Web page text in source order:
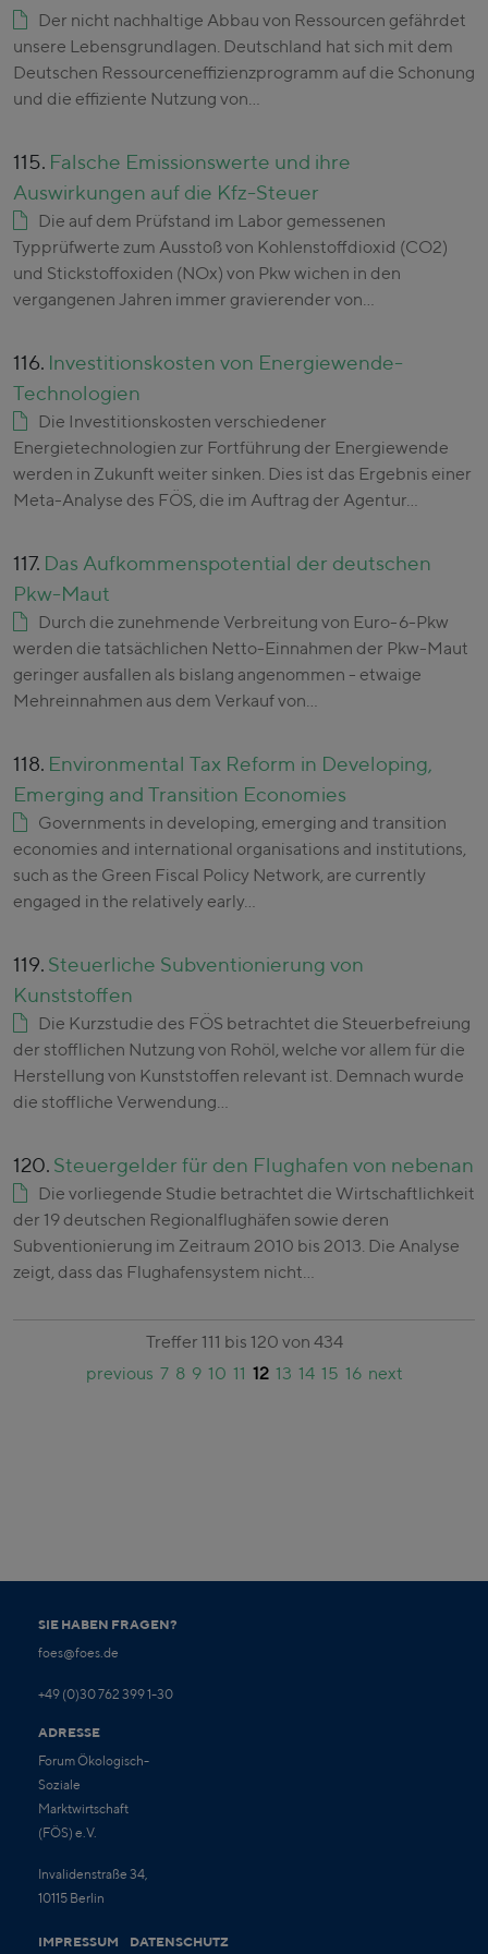
Der nicht nachhaltige Abbau von Ressourcen gefährdet
unsere Lebensgrundlagen. Deutschland hat sich mit dem
Deutschen Ressourceneffizienzprogramm auf die Schonung
und die effiziente Nutzung von…
115. Falsche Emissionswerte und ihre
Auswirkungen auf die Kfz-Steuer
Die auf dem Prüfstand im Labor gemessenen
Typprüfwerte zum Ausstoß von Kohlenstoffdioxid (CO2)
und Stickstoffoxiden (NOx) von Pkw wichen in den
vergangenen Jahren immer gravierender von…
116. Investitionskosten von Energiewende-
Technologien
Die Investitionskosten verschiedener
Energietechnologien zur Fortführung der Energiewende
werden in Zukunft weiter sinken. Dies ist das Ergebnis einer
Meta-Analyse des FÖS, die im Auftrag der Agentur…
117. Das Aufkommenspotential der deutschen
Pkw-Maut
Durch die zunehmende Verbreitung von Euro-6-Pkw
werden die tatsächlichen Netto-Einnahmen der Pkw-Maut
geringer ausfallen als bislang angenommen - etwaige
Mehreinnahmen aus dem Verkauf von…
118. Environmental Tax Reform in Developing,
Emerging and Transition Economies
Governments in developing, emerging and transition
economies and international organisations and institutions,
such as the Green Fiscal Policy Network, are currently
engaged in the relatively early…
119. Steuerliche Subventionierung von
Kunststoffen
Die Kurzstudie des FÖS betrachtet die Steuerbefreiung
der stofflichen Nutzung von Rohöl, welche vor allem für die
Herstellung von Kunststoffen relevant ist. Demnach wurde
die stoffliche Verwendung…
120. Steuergelder für den Flughafen von nebenan
Die vorliegende Studie betrachtet die Wirtschaftlichkeit
der 19 deutschen Regionalflughäfen sowie deren
Subventionierung im Zeitraum 2010 bis 2013. Die Analyse
zeigt, dass das Flughafensystem nicht…
Treffer 111 bis 120 von 434
previous 7 8 9 10 11 12 13 14 15 16 next
SIE HABEN FRAGEN?
foes@foes.de
+49 (0)30 762 399 1-30
ADRESSE
Forum Ökologisch-
Soziale
Marktwirtschaft
(FÖS) e.V.
Invalidenstraße 34,
10115 Berlin
IMPRESSUM DATENSCHUTZ